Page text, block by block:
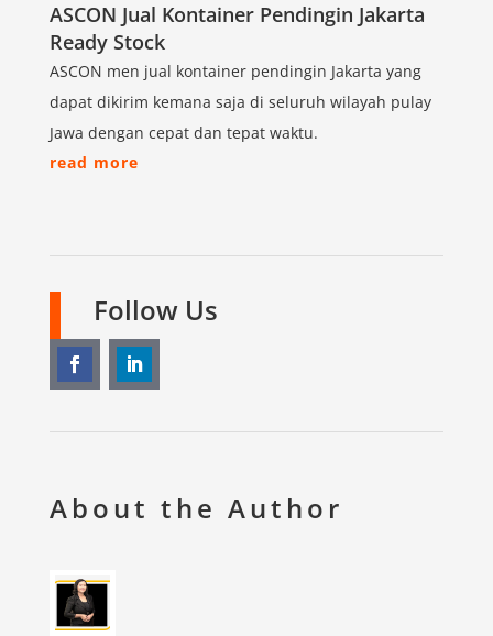
ASCON Jual Kontainer Pendingin Jakarta
Ready Stock
ASCON men jual kontainer pendingin Jakarta yang
dapat dikirim kemana saja di seluruh wilayah pulay
Jawa dengan cepat dan tepat waktu.
read more
Follow Us
About the Author